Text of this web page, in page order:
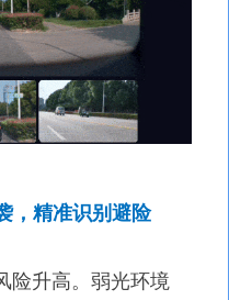
，精准识别避险
险升高。弱光环境